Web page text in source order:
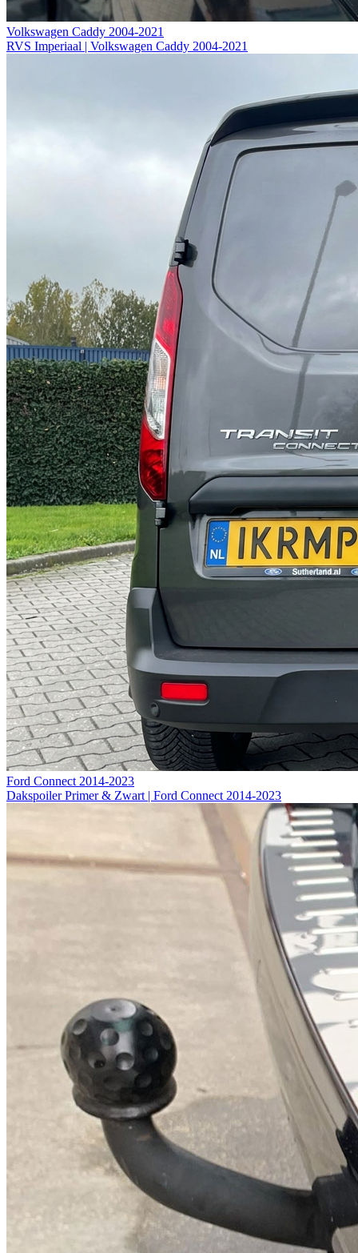
Volkswagen Caddy 2004-2021
RVS Imperiaal | Volkswagen Caddy 2004-2021
Ford Connect 2014-2023
Dakspoiler Primer & Zwart | Ford Connect 2014-2023